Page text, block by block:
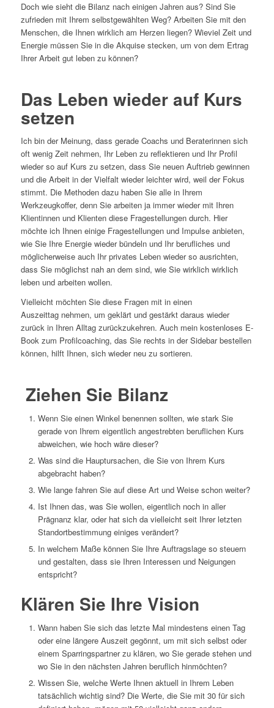
Doch wie sieht die Bilanz nach einigen Jahren aus? Sind Sie
zufrieden mit Ihrem selbstgewählten Weg? Arbeiten Sie mit den
Menschen, die Ihnen wirklich am Herzen liegen? Wieviel Zeit und
Energie müssen Sie in die Akquise stecken, um von dem Ertrag
Ihrer Arbeit gut leben zu können?
Das Leben wieder auf Kurs
setzen
Ich bin der Meinung, dass gerade Coachs und Beraterinnen sich
oft wenig Zeit nehmen, Ihr Leben zu reflektieren und Ihr Profil
wieder so auf Kurs zu setzen, dass Sie neuen Auftrieb gewinnen
und die Arbeit in der Vielfalt wieder leichter wird, weil der Fokus
stimmt. Die Methoden dazu haben Sie alle in Ihrem
Werkzeugkoffer, denn Sie arbeiten ja immer wieder mit Ihren
Klientinnen und Klienten diese Fragestellungen durch. Hier
möchte ich Ihnen einige Fragestellungen und Impulse anbieten,
wie Sie Ihre Energie wieder bündeln und Ihr berufliches und
möglicherweise auch Ihr privates Leben wieder so ausrichten,
dass Sie möglichst nah an dem sind, wie Sie wirklich wirklich
leben und arbeiten wollen.
Vielleicht möchten Sie diese Fragen mit in einen
Auszeittag nehmen, um geklärt und gestärkt daraus wieder
zurück in Ihren Alltag zurückzukehren. Auch mein kostenloses E-
Book zum Profilcoaching, das Sie rechts in der Sidebar bestellen
können, hilft Ihnen, sich wieder neu zu sortieren.
Ziehen Sie Bilanz
Wenn Sie einen Winkel benennen sollten, wie stark Sie
gerade von Ihrem eigentlich angestrebten beruflichen Kurs
abweichen, wie hoch wäre dieser?
Was sind die Hauptursachen, die Sie von Ihrem Kurs
abgebracht haben?
Wie lange fahren Sie auf diese Art und Weise schon weiter?
Ist Ihnen das, was Sie wollen, eigentlich noch in aller
Prägnanz klar, oder hat sich da vielleicht seit Ihrer letzten
Standortbestimmung einiges verändert?
In welchem Maße können Sie Ihre Auftragslage so steuern
und gestalten, dass sie Ihren Interessen und Neigungen
entspricht?
Klären Sie Ihre Vision
Wann haben Sie sich das letzte Mal mindestens einen Tag
oder eine längere Auszeit gegönnt, um mit sich selbst oder
einem Sparringspartner zu klären, wo Sie gerade stehen und
wo Sie in den nächsten Jahren beruflich hinmöchten?
Wissen Sie, welche Werte Ihnen aktuell in Ihrem Leben
tatsächlich wichtig sind? Die Werte, die Sie mit 30 für sich